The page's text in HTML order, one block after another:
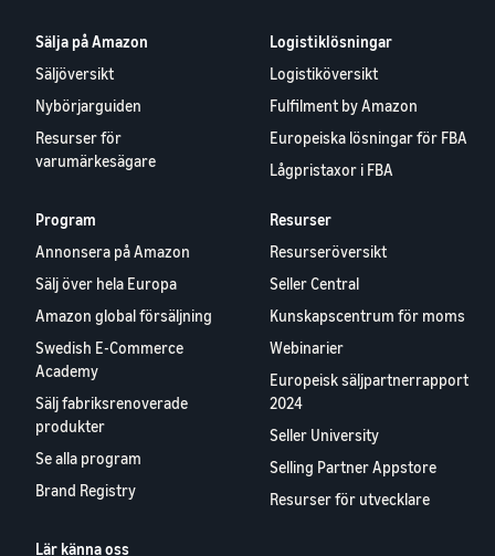
Sälja på Amazon
Säljöversikt
Nybörjarguiden
Resurser för
varumärkesägare
Logistiklösningar
Logistiköversikt
Fulfilment by Amazon
Europeiska lösningar för FBA
Lågpristaxor i FBA
Program
Annonsera på Amazon
Sälj över hela Europa
Amazon global försäljning
Swedish E-Commerce
Academy
Sälj fabriksrenoverade
produkter
Se alla program
Brand Registry
Resurser
Resurseröversikt
Seller Central
Kunskapscentrum för moms
Webinarier
Europeisk säljpartnerrapport
2024
Seller University
Selling Partner Appstore
Resurser för utvecklare
Lär känna oss